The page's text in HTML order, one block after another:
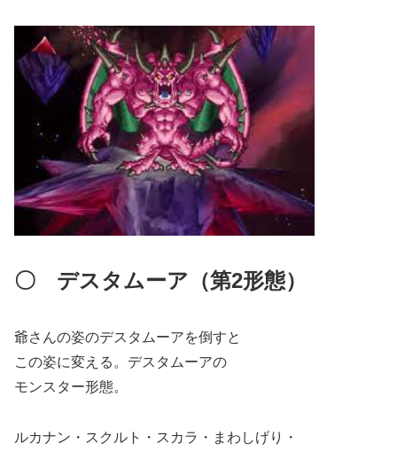
〇 デスタムーア（第2形態）
爺さんの姿のデスタムーアを倒すと
この姿に変える。デスタムーアの
モンスター形態。
ルカナン・スクルト・スカラ・まわしげり・